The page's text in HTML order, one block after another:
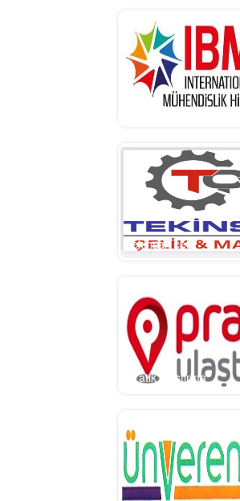
IMBH Boya
tekinsan celik
pratik ulaştırma